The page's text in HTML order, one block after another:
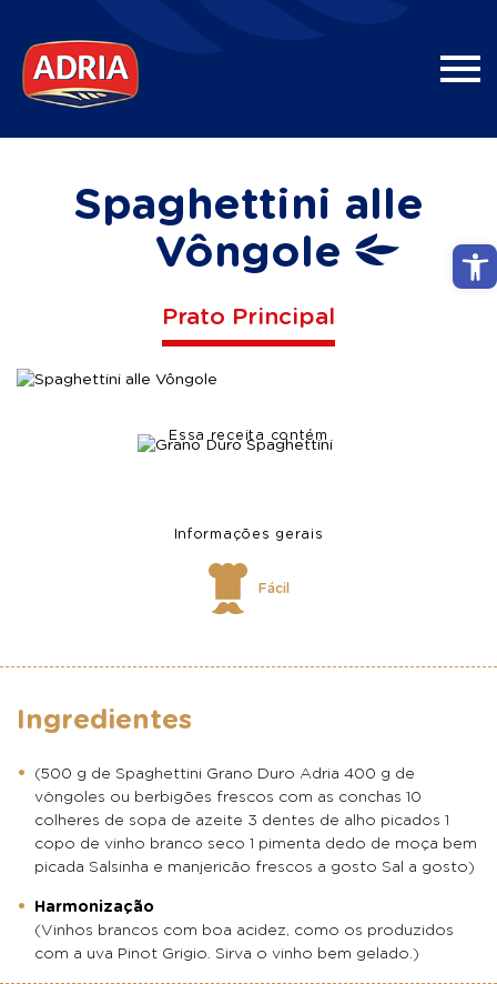
Spaghettini alle
Vôngole
Prato Principal
Essa receita contém
Informações gerais
Fácil
Ingredientes
(500 g de Spaghettini Grano Duro Adria 400 g de
vôngoles ou berbigões frescos com as conchas 10
colheres de sopa de azeite 3 dentes de alho picados 1
copo de vinho branco seco 1 pimenta dedo de moça bem
picada Salsinha e manjericão frescos a gosto Sal a gosto)
Harmonização
(Vinhos brancos com boa acidez, como os produzidos
com a uva Pinot Grigio. Sirva o vinho bem gelado.)